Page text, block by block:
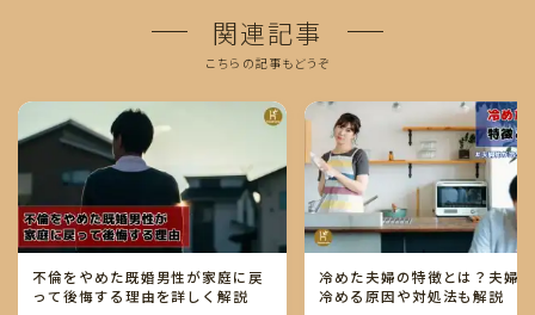
関連記事
こちらの記事もどうぞ
不倫をやめた既婚男性が家庭に戻
って後悔する理由を詳しく解説
冷めた夫婦の特徴とは？夫婦
冷める原因や対処法も解説